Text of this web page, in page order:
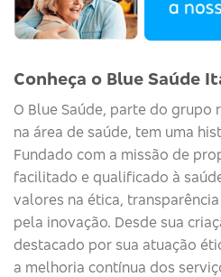
Conheça o Blue Saúde
O Blue Saúde, parte do grupo
na área de saúde, tem uma
Fundado com a missão de
facilitado e qualificado à
valores na ética,
pela inovação. Desde sua
destacado por sua atuação
a melhoria contínua dos